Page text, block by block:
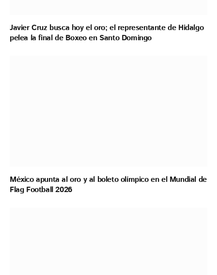
Javier Cruz busca hoy el oro; el representante de Hidalgo
pelea la final de Boxeo en Santo Domingo
México apunta al oro y al boleto olímpico en el Mundial de
Flag Football 2026